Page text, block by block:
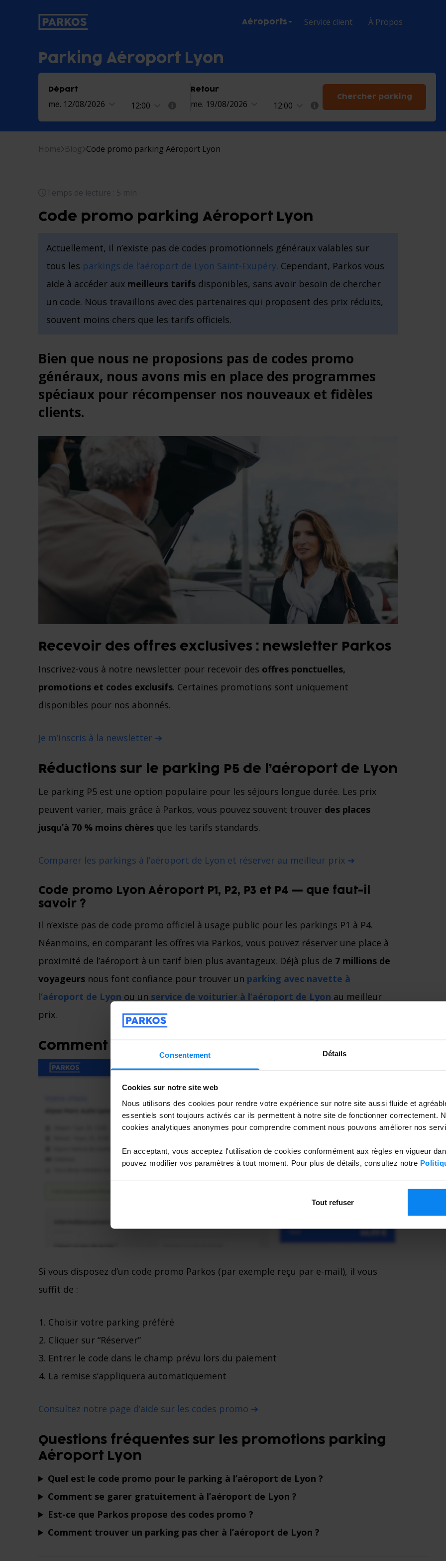
Consentement Détails
Cookies sur notre site web
Nous utilisons des cookies pour rendre votre expérience sur notre site aussi fluide et
essentiels sont toujours activés car ils permettent à notre site de fonctionner correctement.
cookies analytiques anonymes pour comprendre comment nous pouvons améliorer nos
En acceptant, vous acceptez l'utilisation de cookies conformément aux règles en vigueur
pouvez modifier vos paramètres à tout moment. Pour plus de détails, consultez notre
Tout refuser
Aéroports Service client À Propos
Parking Aéroport Lyon
Départ
me. 12/08/2026 12:00
Retour
me. 19/08/2026 12:00
Chercher parking
Home Blog Code promo parking Aéroport Lyon
Temps de lecture : 5 min
Code promo parking Aéroport Lyon
Actuellement, il n’existe pas de codes promotionnels généraux valables sur
tous les parkings de l’aéroport de Lyon Saint-Exupéry. Cependant, Parkos vous
aide à accéder aux meilleurs tarifs disponibles, sans avoir besoin de chercher
un code. Nous travaillons avec des partenaires qui proposent des prix réduits,
souvent moins chers que les tarifs officiels.
Bien que nous ne proposions pas de codes promo
généraux, nous avons mis en place des programmes
spéciaux pour récompenser nos nouveaux et fidèles
clients.
Recevoir des offres exclusives : newsletter Parkos
Inscrivez-vous à notre newsletter pour recevoir des offres ponctuelles,
promotions et codes exclusifs. Certaines promotions sont uniquement
disponibles pour nos abonnés.
Je m’inscris à la newsletter ➔
Réductions sur le parking P5 de l’aéroport de Lyon
Le parking P5 est une option populaire pour les séjours longue durée. Les prix
peuvent varier, mais grâce à Parkos, vous pouvez souvent trouver des places
jusqu’à 70 % moins chères que les tarifs standards.
Comparer les parkings à l’aéroport de Lyon et réserver au meilleur prix ➔
Code promo Lyon Aéroport P1, P2, P3 et P4 — que faut-il
savoir ?
Il n’existe pas de code promo officiel à usage public pour les parkings P1 à P4.
Néanmoins, en comparant les offres via Parkos, vous pouvez réserver une place à
proximité de l’aéroport à un tarif bien plus avantageux. Déjà plus de 7 millions de
voyageurs nous font confiance pour trouver un parking avec navette à
l’aéroport de Lyon ou un service de voiturier à l’aéroport de Lyon au meilleur
prix.
Comment utiliser un code promo sur Parkos ?
Si vous disposez d’un code promo Parkos (par exemple reçu par e-mail), il vous
suffit de :
Choisir votre parking préféré
Cliquer sur “Réserver”
Entrer le code dans le champ prévu lors du paiement
La remise s’appliquera automatiquement
Consultez notre page d’aide sur les codes promo ➔
Questions fréquentes sur les promotions parking
Aéroport Lyon
Quel est le code promo pour le parking à l’aéroport de Lyon ?
Comment se garer gratuitement à l’aéroport de Lyon ?
Est-ce que Parkos propose des codes promo ?
Comment trouver un parking pas cher à l’aéroport de Lyon ?